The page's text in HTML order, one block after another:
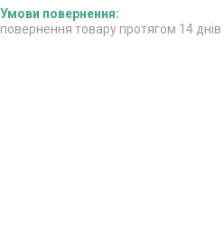
повернення товару протягом 14 днів